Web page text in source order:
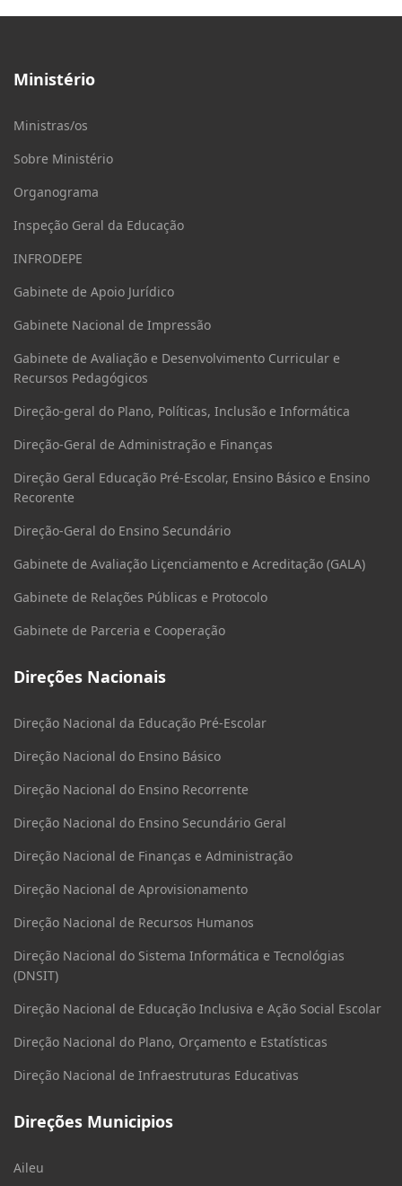
Ministério
Ministras/os
Sobre Ministério
Organograma
Inspeção Geral da Educação
INFRODEPE
Gabinete de Apoio Jurídico
Gabinete Nacional de Impressão
Gabinete de Avaliação e Desenvolvimento Curricular e
Recursos Pedagógicos
Direção-geral do Plano, Políticas, Inclusão e Informática
Direção-Geral de Administração e Finanças
Direção Geral Educação Pré-Escolar, Ensino Básico e Ensino
Recorente
Direção-Geral do Ensino Secundário
Gabinete de Avaliação Liçenciamento e Acreditação (GALA)
Gabinete de Relações Públicas e Protocolo
Gabinete de Parceria e Cooperação
Direções Nacionais
Direção Nacional da Educação Pré-Escolar
Direção Nacional do Ensino Básico
Direção Nacional do Ensino Recorrente
Direção Nacional do Ensino Secundário Geral
Direção Nacional de Finanças e Administração
Direção Nacional de Aprovisionamento
Direção Nacional de Recursos Humanos
Direção Nacional do Sistema Informática e Tecnológias
(DNSIT)
Direção Nacional de Educação Inclusiva e Ação Social Escolar
Direção Nacional do Plano, Orçamento e Estatísticas
Direção Nacional de Infraestruturas Educativas
Direções Municipios
Aileu